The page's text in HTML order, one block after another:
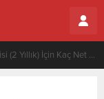
Zeytincilik ve Zeytin İşleme Teknolojisi (2 Yıllık) İçin Kaç Net Gerekir 2022